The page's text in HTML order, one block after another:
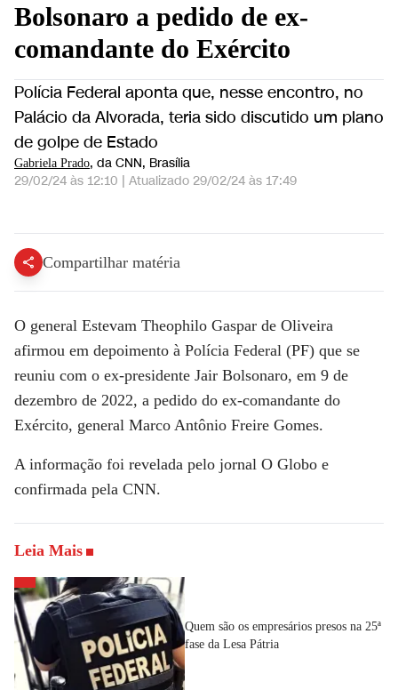
Bolsonaro a pedido de ex-
comandante do Exército
Polícia Federal aponta que, nesse encontro, no
Palácio da Alvorada, teria sido discutido um plano
de golpe de Estado
Gabriela Prado, da CNN, Brasília
29/02/24 às 12:10 | Atualizado 29/02/24 às 17:49
General à PF: Ex-comandante do Exército pediu reunião | CNN 360º
Compartilhar matéria
O general Estevam Theophilo Gaspar de Oliveira
afirmou em depoimento à Polícia Federal (PF) que se
reuniu com o ex-presidente Jair Bolsonaro, em 9 de
dezembro de 2022, a pedido do ex-comandante do
Exército, general Marco Antônio Freire Gomes.
A informação foi revelada pelo jornal O Globo e
confirmada pela CNN.
Leia Mais
Quem são os empresários presos na 25ª
fase da Lesa Pátria